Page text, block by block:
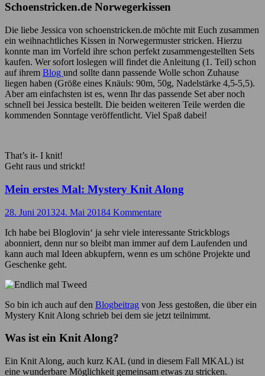
Schoenstricken.de Norwegerkissen
Die liebe Jessica von schoenstricken.de möchte mit Euch zusammen
ein weihnachtliches Kissen in Norwegermuster stricken. Hierzu
konnte man im Vorfeld ihre schon perfekt zusammengestellten Sets
kaufen. Wer sofort loslegen will findet die Anleitung (1. Teil) schon
auf ihrem Blog und sollte dann passende Wolle schon Zuhause
liegen haben (Größe eines Knäuls: 90m, 50g, Nadelstärke 4,5-5,5).
Aber am einfachsten ist es, wenn Ihr das passende Set aber noch
schnell bei Jessica bestellt. Die beiden weiteren Teile werden die
kommenden Sonntage veröffentlicht. Viel Spaß dabei!
That’s it- I knit!
Geht raus und strickt!
Mein erstes Mal: Mystery Knit Along
28. Juni 201324. Mai 20184 Kommentare
Ich habe bei Bloglovin‘ ja sehr viele interessante Strickblogs
abonniert, denn nur so bleibt man immer auf dem Laufenden und
kann auch mal Ideen abkupfern, wenn es um schöne Projekte und
Geschenke geht.
So bin ich auch auf den Blogbeitrag von Jess gestoßen, die über ein
Mystery Knit Along schrieb bei dem sie jetzt teilnimmt.
Was ist ein Knit Along?
Ein Knit Along, auch kurz KAL (und in diesem Fall MKAL) ist
eine wunderbare Möglichkeit gemeinsam etwas zu stricken.